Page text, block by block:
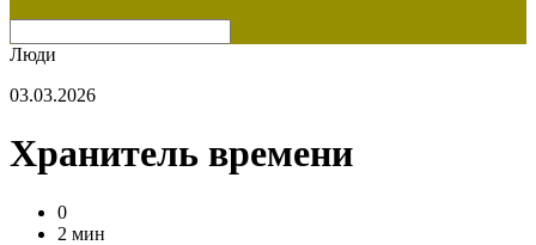
Люди
03.03.2026
Хранитель времени
0
2 мин